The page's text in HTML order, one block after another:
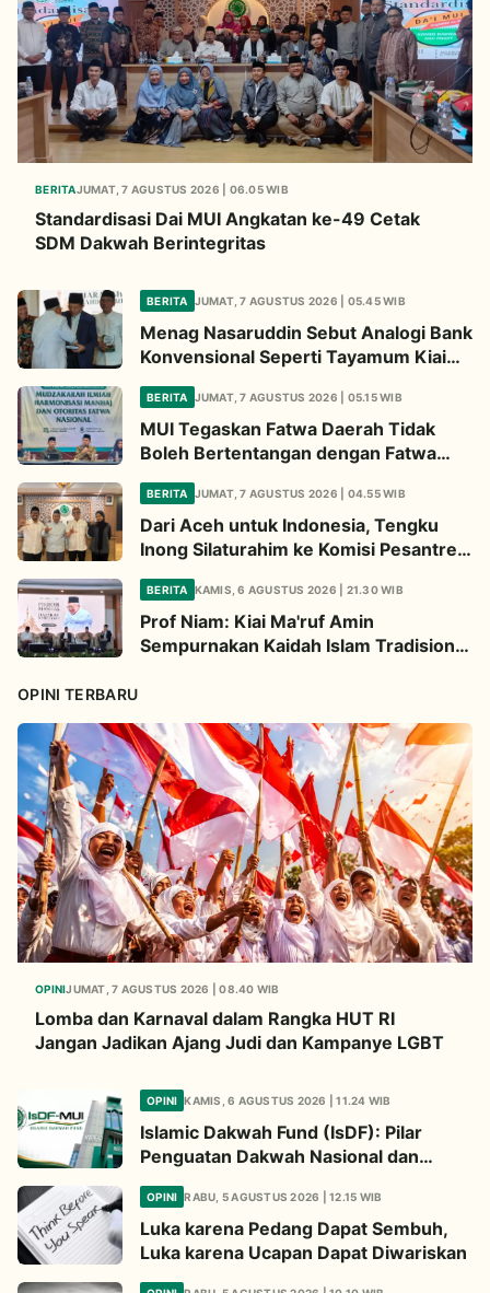
BERITAJUMAT, 7 AGUSTUS 2026 | 06.05 WIB
Standardisasi Dai MUI Angkatan ke-49 Cetak
SDM Dakwah Berintegritas
BERITA JUMAT, 7 AGUSTUS 2026 | 05.45 WIB
Menag Nasaruddin Sebut Analogi Bank
Konvensional Seperti Tayamum Kiai
Ma'ruf Sangat Dahsyat
BERITA JUMAT, 7 AGUSTUS 2026 | 05.15 WIB
MUI Tegaskan Fatwa Daerah Tidak
Boleh Bertentangan dengan Fatwa
Pusat
BERITA JUMAT, 7 AGUSTUS 2026 | 04.55 WIB
Dari Aceh untuk Indonesia, Tengku
Inong Silaturahim ke Komisi Pesantren
MUI Perkuat Dakwah Ekologi
BERITA KAMIS, 6 AGUSTUS 2026 | 21.30 WIB
Prof Niam: Kiai Ma'ruf Amin
Sempurnakan Kaidah Islam Tradisional
OPINI TERBARU
OPINIJUMAT, 7 AGUSTUS 2026 | 08.40 WIB
Lomba dan Karnaval dalam Rangka HUT RI
Jangan Jadikan Ajang Judi dan Kampanye LGBT
OPINI KAMIS, 6 AGUSTUS 2026 | 11.24 WIB
Islamic Dakwah Fund (IsDF): Pilar
Penguatan Dakwah Nasional dan
OPINI RABU, 5 AGUSTUS 2026 | 12.15 WIB
Luka karena Pedang Dapat Sembuh,
Luka karena Ucapan Dapat Diwariskan